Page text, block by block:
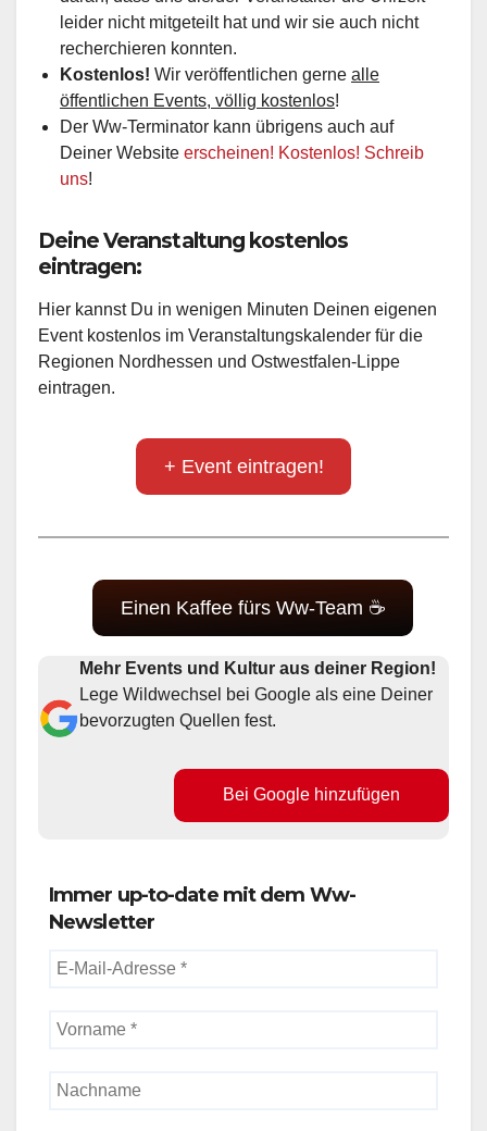
leider nicht mitgeteilt hat und wir sie auch nicht
recherchieren konnten.
Kostenlos! Wir veröffentlichen gerne alle
öffentlichen Events, völlig kostenlos!
Der Ww-Terminator kann übrigens auch auf
Deiner Website erscheinen! Kostenlos! Schreib
uns!
Deine Veranstaltung kostenlos
eintragen:
Hier kannst Du in wenigen Minuten Deinen eigenen
Event kostenlos im Veranstaltungskalender für die
Regionen Nordhessen und Ostwestfalen-Lippe
eintragen.
+ Event eintragen!
Einen Kaffee fürs Ww-Team ☕
Mehr Events und Kultur aus deiner Region!
Lege Wildwechsel bei Google als eine Deiner
bevorzugten Quellen fest.
Bei Google hinzufügen
Immer up-to-date mit dem Ww-
Newsletter